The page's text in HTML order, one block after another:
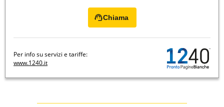
Chiama
Per info su servizi e tariffe:
www.1240.it